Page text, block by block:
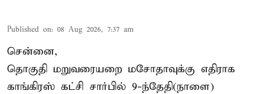
Published on: 08 Aug 2026, 7:37 am
சென்னை,
தொகுதி மறுவரையறை மசோதாவுக்கு எதிராக
காங்கிரஸ் கட்சி சார்பில் 9-ந்தேதி(நாளை)